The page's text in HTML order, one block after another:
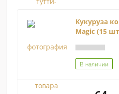
Кукуруза
Magic (15
В наличии